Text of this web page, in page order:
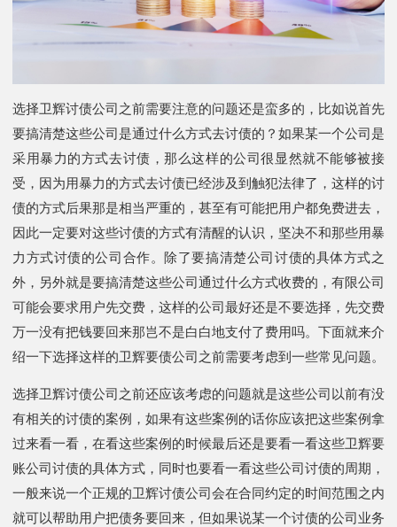
选择卫辉讨债公司之前需要注意的问题还是蛮多的，比如说首先
要搞清楚这些公司是通过什么方式去讨债的？如果某一个公司是
采用暴力的方式去讨债，那么这样的公司很显然就不能够被接
受，因为用暴力的方式去讨债已经涉及到触犯法律了，这样的讨
债的方式后果那是相当严重的，甚至有可能把用户都免费进去，
因此一定要对这些讨债的方式有清醒的认识，坚决不和那些用暴
力方式讨债的公司合作。除了要搞清楚公司讨债的具体方式之
外，另外就是要搞清楚这些公司通过什么方式收费的，有限公司
可能会要求用户先交费，这样的公司最好还是不要选择，先交费
万一没有把钱要回来那岂不是白白地支付了费用吗。下面就来介
绍一下选择这样的卫辉要债公司之前需要考虑到一些常见问题。
选择卫辉讨债公司之前还应该考虑的问题就是这些公司以前有没
有相关的讨债的案例，如果有这些案例的话你应该把这些案例拿
过来看一看，在看这些案例的时候最后还是要看一看这些卫辉要
账公司讨债的具体方式，同时也要看一看这些公司讨债的周期，
一般来说一个正规的卫辉讨债公司会在合同约定的时间范围之内
就可以帮助用户把债务要回来，但如果说某一个讨债的公司业务